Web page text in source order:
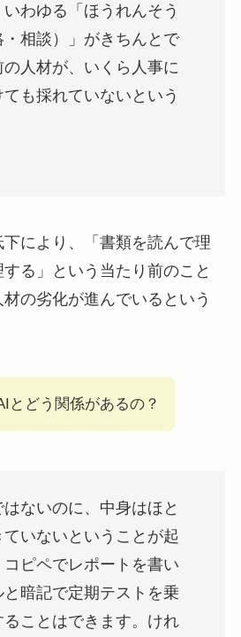
わゆる「ほうれんそう
・相談）」がきちんとで
の人材が、いくら人事に
も採れていないという
により、「書類を読んで理
る」という当たり前のこと
の劣化が進んでいるという
とどう関係があるの？
ないのに、中身はほと
いないということが起
コピペでレポートを書い
暗記で定期テストを乗
ることはできます。けれ